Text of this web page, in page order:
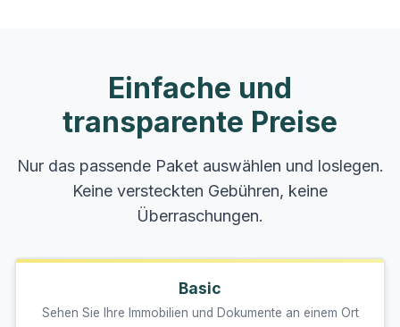
Einfache und
transparente Preise
Nur das passende Paket auswählen und loslegen.
Keine versteckten Gebühren, keine
Überraschungen.
Basic
Sehen Sie Ihre Immobilien und Dokumente an einem Ort